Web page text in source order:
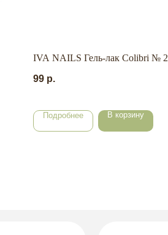
IVA NAILS Гель-лак Colibri № 2
99 р.
Подробнее В корзину